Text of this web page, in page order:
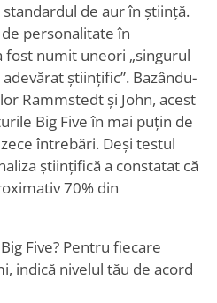
de aur în știință.
personalitate în
fost numit uneori „singurul
științific”. Bazându-
Rammstedt și John, acest
Big Five în mai puțin de
întrebări. Deși testul
științifică a constatat că
70% din
Five? Pentru fiecare
indică nivelul tău de acord